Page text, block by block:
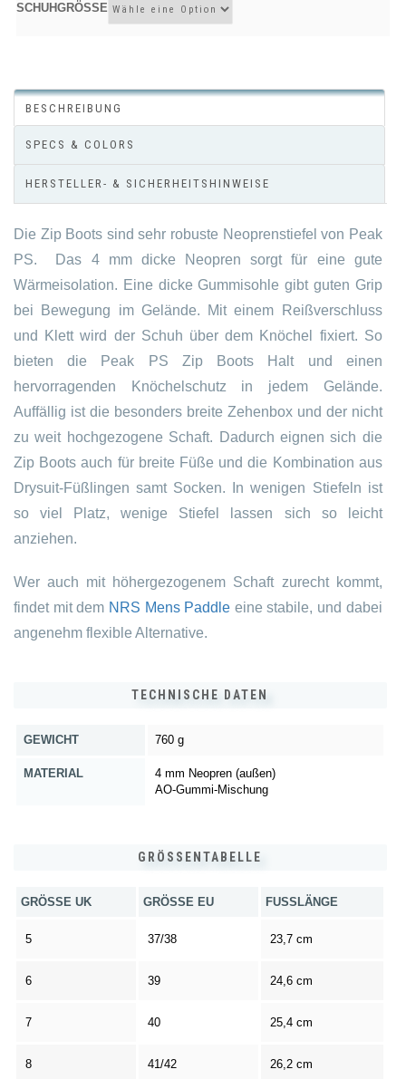
SCHUHGRÖSSE
BESCHREIBUNG
SPECS & COLORS
HERSTELLER- & SICHERHEITSHINWEISE
Die Zip Boots sind sehr robuste Neoprenstiefel von Peak
PS. Das 4 mm dicke Neopren sorgt für eine gute
Wärmeisolation. Eine dicke Gummisohle gibt guten Grip
bei Bewegung im Gelände. Mit einem Reißverschluss
und Klett wird der Schuh über dem Knöchel fixiert. So
bieten die Peak PS Zip Boots Halt und einen
hervorragenden Knöchelschutz in jedem Gelände.
Auffällig ist die besonders breite Zehenbox und der nicht
zu weit hochgezogene Schaft. Dadurch eignen sich die
Zip Boots auch für breite Füße und die Kombination aus
Drysuit-Füßlingen samt Socken. In wenigen Stiefeln ist
so viel Platz, wenige Stiefel lassen sich so leicht
anziehen.
Wer auch mit höhergezogenem Schaft zurecht kommt,
findet mit dem NRS Mens Paddle eine stabile, und dabei
angenehm flexible Alternative.
TECHNISCHE DATEN
GEWICHT 760 g
MATERIAL
4 mm Neopren (außen)
AO-Gummi-Mischung
GRÖSSENTABELLE
GRÖSSE UK GRÖSSE EU FUSSLÄNGE
5 37/38 23,7 cm
6 39 24,6 cm
7 40 25,4 cm
8 41/42 26,2 cm